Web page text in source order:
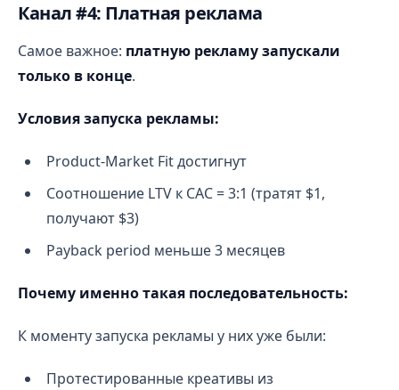
Канал #4: Платная реклама
Самое важное: платную рекламу запускали
только в конце.
Условия запуска рекламы:
Product-Market Fit достигнут
Соотношение LTV к CAC = 3:1 (тратят $1,
получают $3)
Payback period меньше 3 месяцев
Почему именно такая последовательность:
К моменту запуска рекламы у них уже были:
Протестированные креативы из